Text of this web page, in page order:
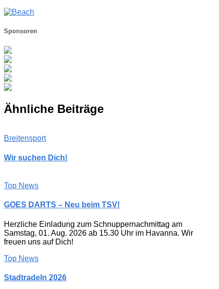
Sponsoren
Ähnliche Beiträge
Breitensport
Wir suchen Dich!
Top News
GOES DARTS – Neu beim TSV!
Herzliche Einladung zum Schnuppernachmittag am
Samstag, 01. Aug. 2026 ab 15.30 Uhr im Havanna. Wir
freuen uns auf Dich!
Top News
Stadtradeln 2026